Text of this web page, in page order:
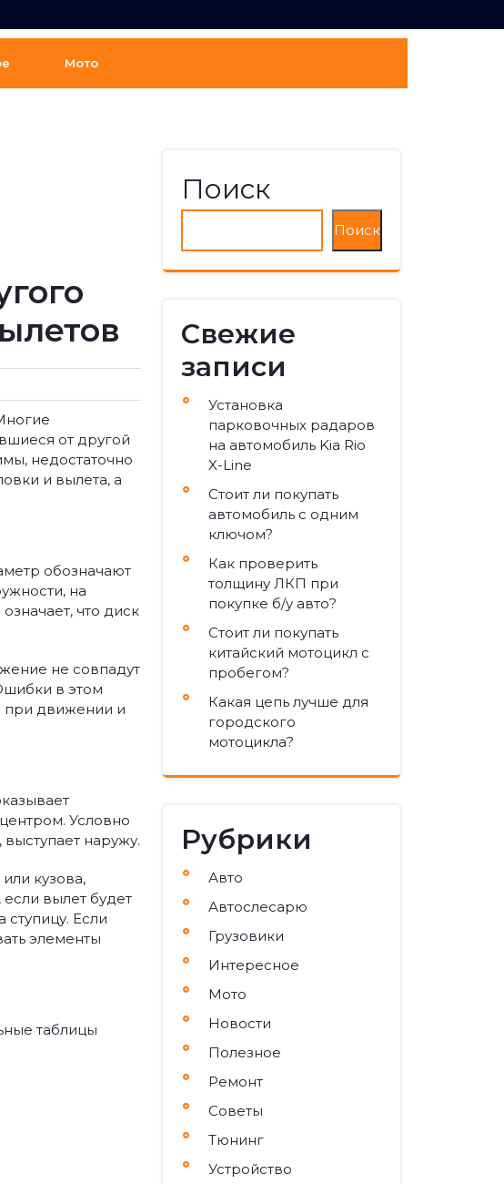
Мото
от другой
недостаточно
и вылета, а
обозначают
на
что диск
не совпадут
в этом
при движении и
Условно
наружу.
кузова,
вылет будет
Если
элементы
таблицы
Поиск
Поиск
Свежие
записи
Установка
парковочных радаров
на автомобиль Kia Rio
X-Line
Стоит ли покупать
автомобиль с одним
ключом?
Как проверить
толщину ЛКП при
покупке б/у авто?
Стоит ли покупать
китайский мотоцикл с
пробегом?
Какая цепь лучше для
городского
мотоцикла?
Рубрики
Авто
Автослесарю
Грузовики
Интересное
Мото
Новости
Полезное
Ремонт
Советы
Тюнинг
Устройство